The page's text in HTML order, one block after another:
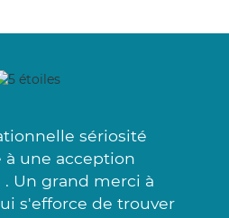
sériosité
une acception
Un grand merci à
s'efforce de trouver